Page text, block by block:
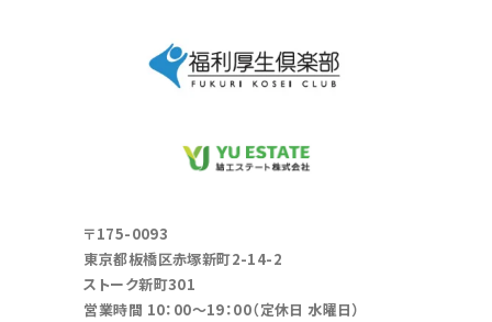
〒175-0093
東京都板橋区赤塚新町2-14-2
ストーク新町301
営業時間 10：00～19：00（定休日 水曜日）